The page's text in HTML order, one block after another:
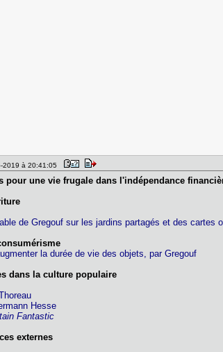
2019 à 20:41:05
pour une vie frugale dans l'indépendance
de Gregouf sur les jardins partagés et des cartes
la durée de vie des objets, par Gregouf
dans la culture populaire
Hesse
Fantastic
externes